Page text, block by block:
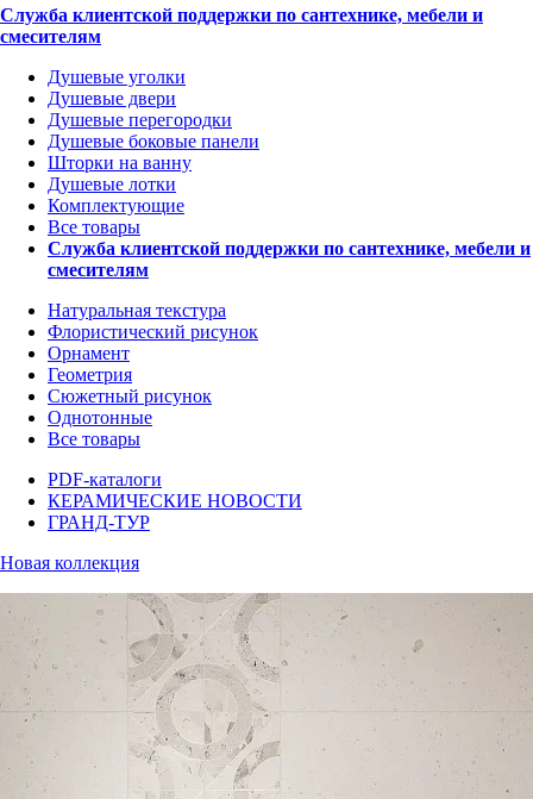
Служба клиентской поддержки по сантехнике, мебели и
смесителям
Душевые уголки
Душевые двери
Душевые перегородки
Душевые боковые панели
Шторки на ванну
Душевые лотки
Комплектующие
Все товары
Служба клиентской поддержки по сантехнике, мебели и
смесителям
Натуральная текстура
Флористический рисунок
Орнамент
Геометрия
Сюжетный рисунок
Однотонные
Все товары
PDF-каталоги
КЕРАМИЧЕСКИЕ НОВОСТИ
ГРАНД-ТУР
Новая коллекция